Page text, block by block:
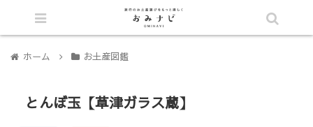
ホーム お土産図鑑
とんぼ玉【草津ガラス蔵】
シェア